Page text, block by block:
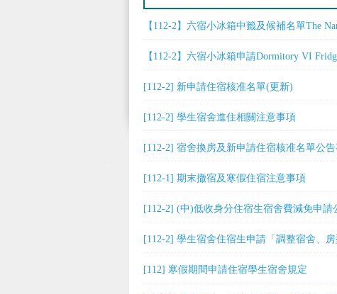
【112-2】六宿小冰箱中籤及候補名單The
【112-2】六宿小冰箱申請Dormitory VI
[112-2] 新申請住宿核准名單(更新)
[112-2] 學生宿舍進住相關注意事項
[112-2] 宿舍換房及新申請住宿核准名單公
[112-1] 期末撤宿及寒假住宿注意事項
[112-2] (中)低收身分住宿生宿舍費減免申請
[112-2] 學生宿舍住宿生申請「調整宿舍、
[112] 寒假期間申請住宿學生宿舍規定